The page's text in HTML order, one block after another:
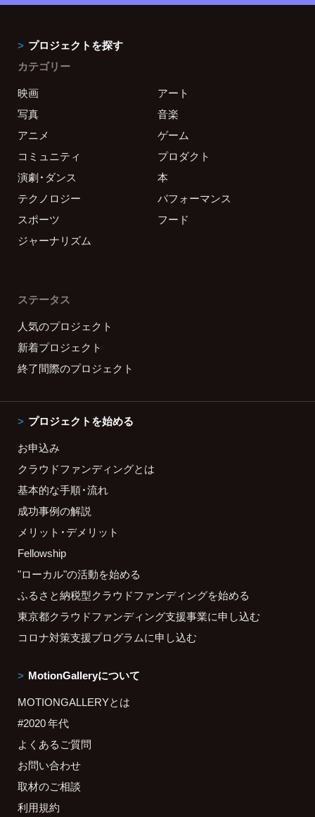
プロジェクトを探す
カテゴリー
映画
アート
写真
音楽
アニメ
ゲーム
コミュニティ
プロダクト
演劇・ダンス
本
テクノロジー
パフォーマンス
スポーツ
フード
ジャーナリズム
ステータス
人気のプロジェクト
新着プロジェクト
終了間際のプロジェクト
プロジェクトを始める
お申込み
クラウドファンディングとは
基本的な手順・流れ
成功事例の解説
メリット・デメリット
Fellowship
"ローカル"の活動を始める
ふるさと納税型クラウドファンディングを始める
東京都クラウドファンディング支援事業に申し込む
コロナ対策支援プログラムに申し込む
MotionGalleryについて
MOTIONGALLERYとは
#2020 年代
よくあるご質問
お問い合わせ
取材のご相談
利用規約